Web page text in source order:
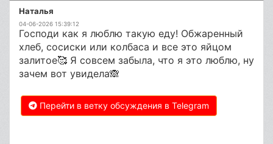
Наталья
04-06-2026 15:39:12
Господи как я люблю такую еду! Обжаренный
хлеб, сосиски или колбаса и все это яйцом
залитое🥰 Я совсем забыла, что я это люблю, ну
зачем вот увидела🙈
Перейти в ветку обсуждения в Telegram